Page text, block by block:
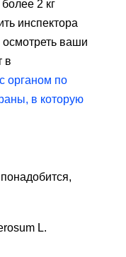
2 кг
инспектора
осмотреть ваши
в
органом по
в которую
L.